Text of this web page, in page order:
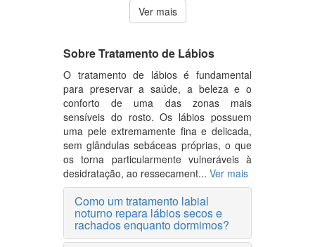
Ver mais
Sobre Tratamento de Lábios
O tratamento de lábios é fundamental
para preservar a saúde, a beleza e o
conforto de uma das zonas mais
sensíveis do rosto. Os lábios possuem
uma pele extremamente fina e delicada,
sem glândulas sebáceas próprias, o que
os torna particularmente vulneráveis à
desidratação, ao ressecament... Ver mais
Como um tratamento labial
noturno repara lábios secos e
rachados enquanto dormimos?